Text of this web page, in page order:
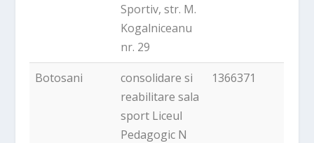
Sportiv, str. M.
Kogalniceanu
nr. 29
Botosani
consolidare si
reabilitare sala
sport Liceul
Pedagogic N
1366371